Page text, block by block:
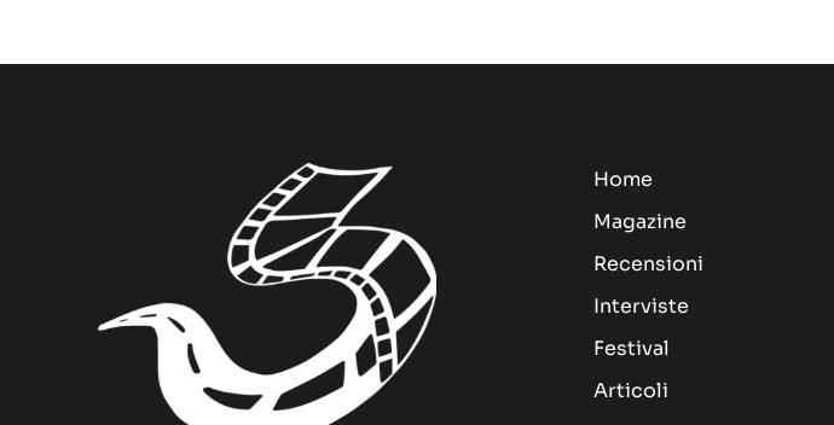
Home
Magazine
Recensioni
Interviste
Festival
Articoli